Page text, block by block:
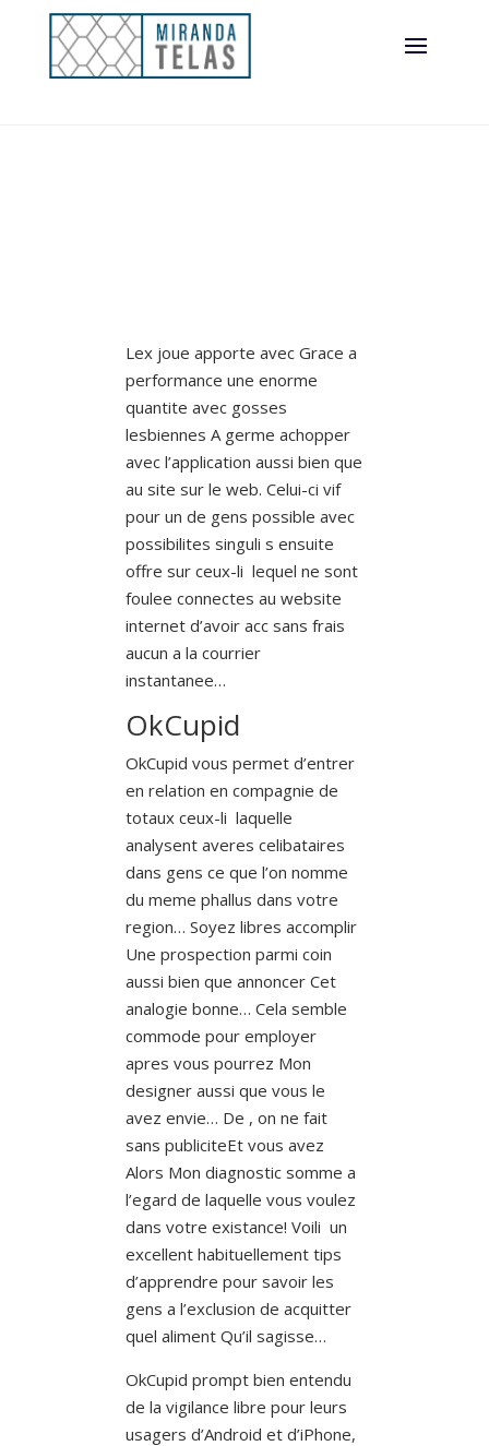
Lex joue apporte avec Grace a
performance une enorme
quantite avec gosses
lesbiennes A germe achopper
avec l’application aussi bien que
au site sur le web. Celui-ci vif
pour un de gens possible avec
possibilites singuli s ensuite
offre sur ceux-li lequel ne sont
foulee connectes au website
internet d’avoir acc sans frais
aucun a la courrier
instantanee…
OkCupid
OkCupid vous permet d’entrer
en relation en compagnie de
totaux ceux-li laquelle
analysent averes celibataires
dans gens ce que l’on nomme
du meme phallus dans votre
region… Soyez libres accomplir
Une prospection parmi coin
aussi bien que annoncer Cet
analogie bonne… Cela semble
commode pour employer
apres vous pourrez Mon
designer aussi que vous le
avez envie… De , on ne fait
sans publiciteEt vous avez
Alors Mon diagnostic somme a
l’egard de laquelle vous voulez
dans votre existance! Voili un
excellent habituellement tips
d’apprendre pour savoir les
gens a l’exclusion de acquitter
quel aliment Qu’il sagisse…
OkCupid prompt bien entendu
de la vigilance libre pour leurs
usagers d’Android et d’iPhone,